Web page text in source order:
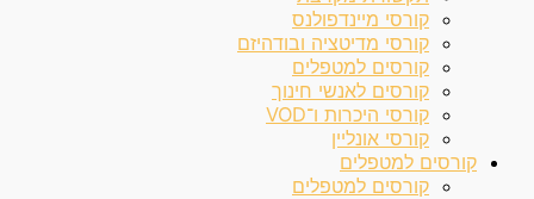
קורסי מיינדפולנס
קורסי מדיטציה ובודהיזם
קורסים למטפלים
קורסים לאנשי חינוך
קורסי היכרות ו־VOD
קורסי אונליין
קורסים למטפלים
קורסים למטפלים